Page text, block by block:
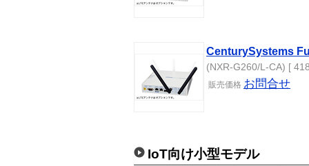
CenturySystems
(NXR-G260/L-CA) [
販売価格 お問合せ
IoT向け小型モデル